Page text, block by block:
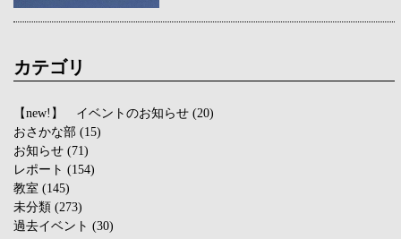
カテゴリ
【new!】 イベントのお知らせ (20)
おさかな部 (15)
お知らせ (71)
レポート (154)
教室 (145)
未分類 (273)
過去イベント (30)